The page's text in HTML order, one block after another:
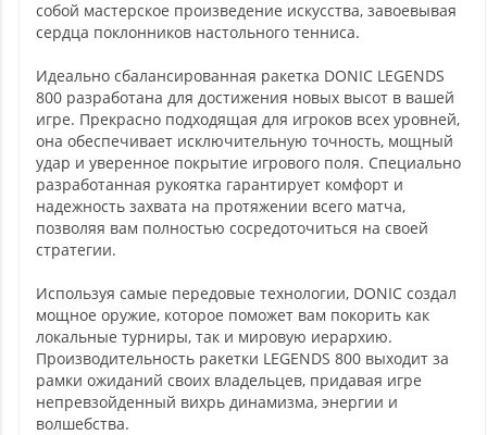
собой мастерское произведение искусства, завоевывая
сердца поклонников настольного тенниса.
Идеально сбалансированная ракетка DONIC LEGENDS
800 разработана для достижения новых высот в вашей
игре. Прекрасно подходящая для игроков всех уровней,
она обеспечивает исключительную точность, мощный
удар и уверенное покрытие игрового поля. Специально
разработанная рукоятка гарантирует комфорт и
надежность захвата на протяжении всего матча,
позволяя вам полностью сосредоточиться на своей
стратегии.
Используя самые передовые технологии, DONIC создал
мощное оружие, которое поможет вам покорить как
локальные турниры, так и мировую иерархию.
Производительность ракетки LEGENDS 800 выходит за
рамки ожиданий своих владельцев, придавая игре
непревзойденный вихрь динамизма, энергии и
волшебства.